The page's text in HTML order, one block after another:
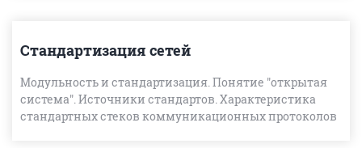
Стандартизация сетей
Модульность и стандартизация. Понятие "открытая
система". Источники стандартов. Характеристика
стандартных стеков коммуникационных протоколов